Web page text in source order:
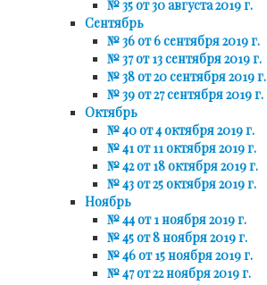
№ 35 от 30 августа 2019 г.
Сентябрь
№ 36 от 6 сентября 2019 г.
№ 37 от 13 сентября 2019 г.
№ 38 от 20 сентября 2019 г.
№ 39 от 27 сентября 2019 г.
Октябрь
№ 40 от 4 октября 2019 г.
№ 41 от 11 октября 2019 г.
№ 42 от 18 октября 2019 г.
№ 43 от 25 октября 2019 г.
Ноябрь
№ 44 от 1 ноября 2019 г.
№ 45 от 8 ноября 2019 г.
№ 46 от 15 ноября 2019 г.
№ 47 от 22 ноября 2019 г.